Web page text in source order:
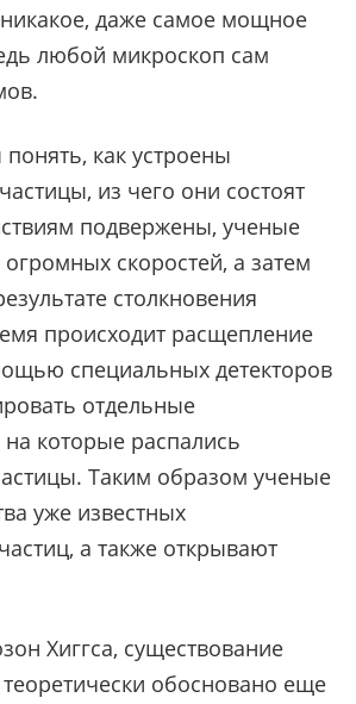
даже самое мощное
любой микроскоп сам
как устроены
из чего они состоят
подвержены, ученые
скоростей, а затем
столкновения
происходит расщепление
специальных детекторов
отдельные
которые распались
Таким образом ученые
уже известных
а также открывают
Хиггса, существование
обосновано еще